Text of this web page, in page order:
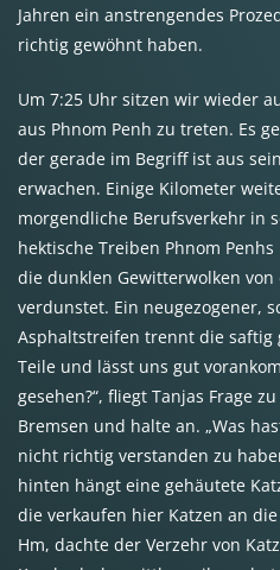
Jahren ein anstrengendes
richtig gewöhnt haben.
Um 7:25 Uhr sitzen wir wieder
aus Phnom Penh zu treten. Es
der gerade im Begriff ist aus
erwachen. Einige Kilometer
morgendliche Berufsverkehr in
hektische Treiben Phnom
die dunklen Gewitterwolken
verdunstet. Ein neugezogener,
Asphaltstreifen trennt die saftig
Teile und lässt uns gut
gesehen?“, fliegt Tanjas Frage
Bremsen und halte an. „Was
nicht richtig verstanden zu
hinten hängt eine gehäutete
die verkaufen hier Katzen an
Hm, dachte der Verzehr von